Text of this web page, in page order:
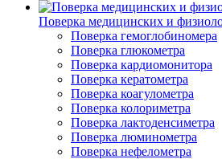
Поверка медицинских и
Поверка гемоглобиномера
Поверка глюкометра
Поверка кардиомонитора
Поверка кератометра
Поверка коагулометра
Поверка колориметра
Поверка лактоденсиметра
Поверка люминометра
Поверка нефелометра